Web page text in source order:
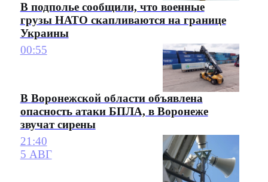
В подполье сообщили, что военные
грузы НАТО скапливаются на границе
Украины
00:55
В Воронежской области объявлена
опасность атаки БПЛА, в Воронеже
звучат сирены
21:40
5 АВГ